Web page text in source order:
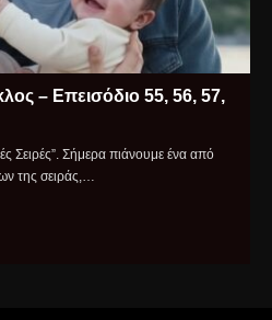
– Επεισόδιο 55, 56, 57,
Σειρές”. Σήμερα πιάνουμε ένα από
της σειράς,…